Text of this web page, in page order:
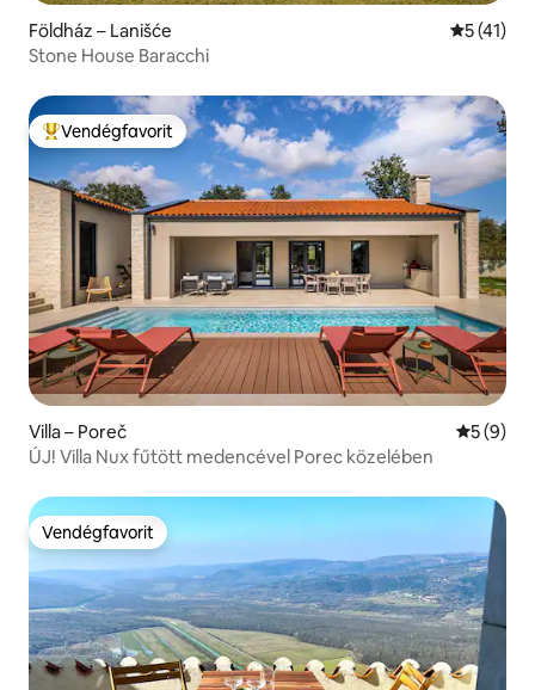
Földház – Lanišće Átlagos
5 (41)
Stone House Baracchi
Kiemelt vendégfavorit
Vendégfavorit
Villa – Poreč Átlagos
5 (9)
ÚJ! Villa Nux fűtött medencével Porec közelében
Vendégfavorit
Vendégfavorit